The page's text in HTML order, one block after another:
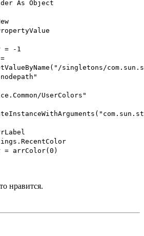
As Object
= -1
singletons/
UserColors"
= arrColor(0)
нравится.